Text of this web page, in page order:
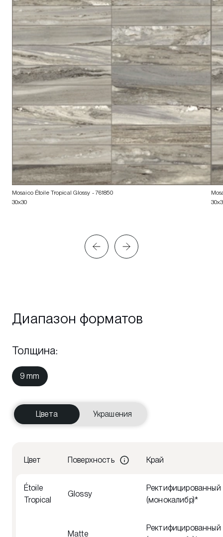
Mosaico Étoile Tropical Glossy - 761850
30x30
Диапазон форматов
Толщина:
9 mm
Цвета Украшения
Цвет Поверхность Край
Étoile
Tropical
Glossy
Ректифицированный
(монокалибр)*
Matte
Ректифицированный